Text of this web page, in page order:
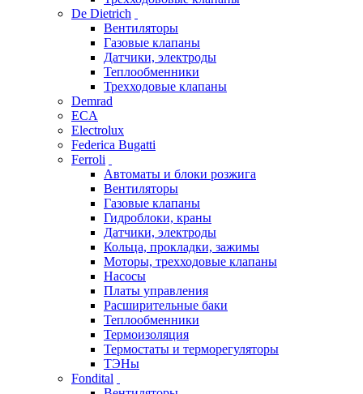
De Dietrich
Вентиляторы
Газовые клапаны
Датчики, электроды
Теплообменники
Трехходовые клапаны
Demrad
ECA
Electrolux
Federica Bugatti
Ferroli
Автоматы и блоки розжига
Вентиляторы
Газовые клапаны
Гидроблоки, краны
Датчики, электроды
Кольца, прокладки, зажимы
Моторы, трехходовые клапаны
Насосы
Платы управления
Расширительные баки
Теплообменники
Термоизоляция
Термостаты и терморегуляторы
ТЭНы
Fondital